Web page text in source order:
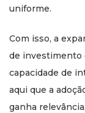
uniforme.
Com isso, a
de investimento
capacidade de
aqui que a
ganha